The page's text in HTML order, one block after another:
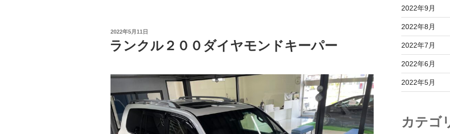
投
稿
日:
2022年5月11日
ランクル２００ダイヤモンドキーパー
2022年9月
2022年8月
2022年7月
2022年6月
2022年5月
カテゴ